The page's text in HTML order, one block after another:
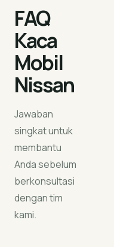
FAQ
Kaca
Mobil
Nissan
Jawaban
singkat untuk
membantu
Anda sebelum
berkonsultasi
dengan tim
kami.